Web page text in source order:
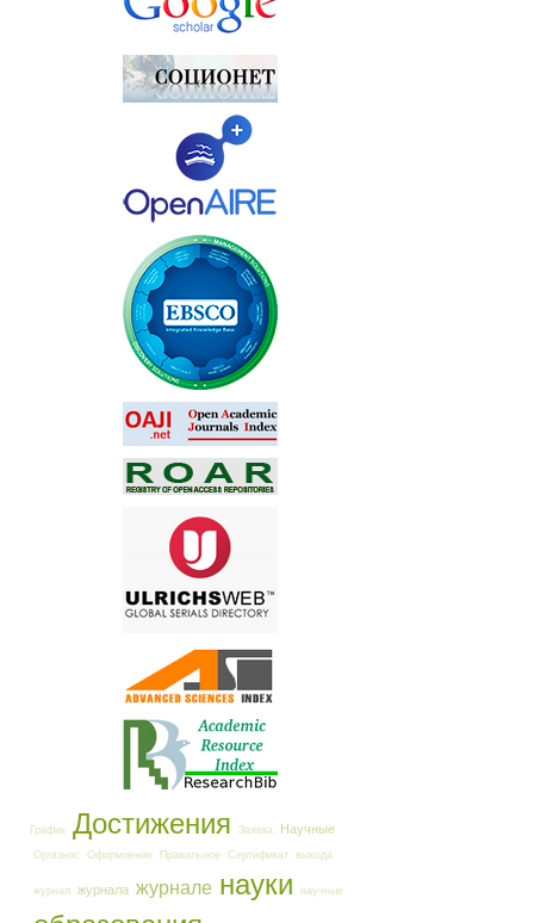
График Достижения Заявка Научные
Оргвзнос Оформление Правильное Сертификат выхода
журнал журнала журнале науки научные